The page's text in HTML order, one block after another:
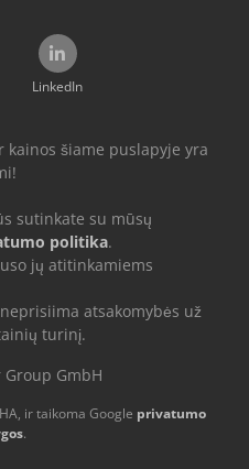
LinkedIn
šiame puslapyje yra
sutinkate su mūsų
politika.
jų atitinkamiems
atsakomybės už
turinį.
GmbH
ir taikoma Google privatumo
.